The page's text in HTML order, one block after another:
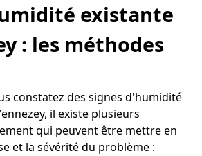
existante
: les méthodes
constatez des signes d'humidité
il existe plusieurs
qui peuvent être mettre en
et la sévérité du problème :